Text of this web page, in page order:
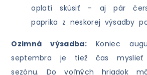
oplatí skúsiť – aj pár
paprika z neskorej výsadby
Ozimná výsadba:Koniec
septembra je tiež čas myslieť
sezónu. Do voľných hriadok